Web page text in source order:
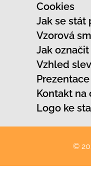
Cookies
Jak se
Vzorová
Jak
Vzhled
Kontakt
Logo ke
©